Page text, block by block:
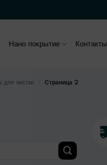
Нано покрытие Контакты
для чистки Страница 2